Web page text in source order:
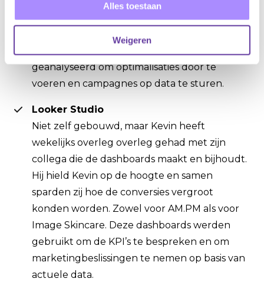
Alles toestaan
Weigeren
afgestemd op de nieuwe B2B-salesfunnel.
geanalyseerd om optimalisaties door te
voeren en campagnes op data te sturen.
Looker Studio
Niet zelf gebouwd, maar Kevin heeft
wekelijks overleg overleg gehad met zijn
collega die de dashboards maakt en bijhoudt.
Hij hield Kevin op de hoogte en samen
sparden zij hoe de conversies vergroot
konden worden. Zowel voor AM.PM als voor
Image Skincare. Deze dashboards werden
gebruikt om de KPI’s te bespreken en om
marketingbeslissingen te nemen op basis van
actuele data.